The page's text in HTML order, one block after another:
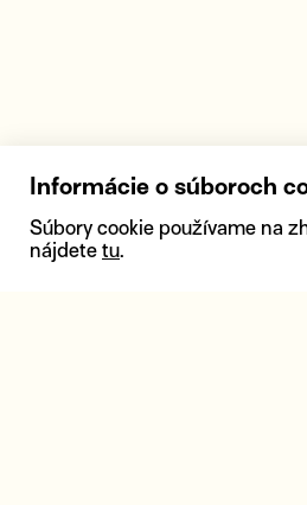
Informácie o súboroch
Súbory cookie používame na
nájdete tu.